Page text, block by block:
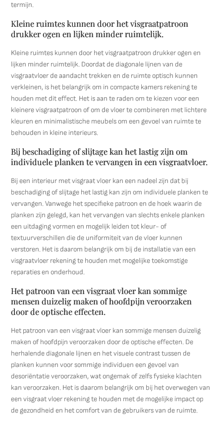
termijn.
Kleine ruimtes kunnen door het visgraatpatroon
drukker ogen en lijken minder ruimtelijk.
Kleine ruimtes kunnen door het visgraatpatroon drukker ogen en
lijken minder ruimtelijk. Doordat de diagonale lijnen van de
visgraatvloer de aandacht trekken en de ruimte optisch kunnen
verkleinen, is het belangrijk om in compacte kamers rekening te
houden met dit effect. Het is aan te raden om te kiezen voor een
kleinere visgraatpatroon of om de vloer te combineren met lichtere
kleuren en minimalistische meubels om een gevoel van ruimte te
behouden in kleine interieurs.
Bij beschadiging of slijtage kan het lastig zijn om
individuele planken te vervangen in een visgraatvloer.
Bij een interieur met visgraat vloer kan een nadeel zijn dat bij
beschadiging of slijtage het lastig kan zijn om individuele planken te
vervangen. Vanwege het specifieke patroon en de hoek waarin de
planken zijn gelegd, kan het vervangen van slechts enkele planken
een uitdaging vormen en mogelijk leiden tot kleur- of
textuurverschillen die de uniformiteit van de vloer kunnen
verstoren. Het is daarom belangrijk om bij de installatie van een
visgraatvloer rekening te houden met mogelijke toekomstige
reparaties en onderhoud.
Het patroon van een visgraat vloer kan sommige
mensen duizelig maken of hoofdpijn veroorzaken
door de optische effecten.
Het patroon van een visgraat vloer kan sommige mensen duizelig
maken of hoofdpijn veroorzaken door de optische effecten. De
herhalende diagonale lijnen en het visuele contrast tussen de
planken kunnen voor sommige individuen een gevoel van
desoriëntatie veroorzaken, wat ongemak of zelfs fysieke klachten
kan veroorzaken. Het is daarom belangrijk om bij het overwegen van
een visgraat vloer rekening te houden met de mogelijke impact op
de gezondheid en het comfort van de gebruikers van de ruimte.